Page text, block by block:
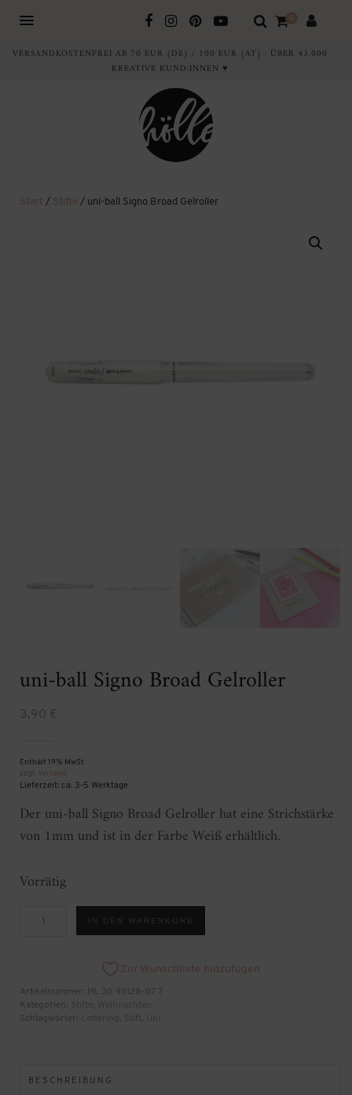
0
VERSANDKOSTENFREI AB 70 EUR (DE) / 100 EUR (AT) · ÜBER 43.000
KREATIVE KUND:INNEN ♥
Start / Stifte / uni-ball Signo Broad Gelroller
uni-ball Signo Broad Gelroller
3,90 €
Enthält 19% MwSt.
zzgl. Versand
Lieferzeit: ca. 3-5 Werktage
Der uni-ball Signo Broad Gelroller hat eine Strichstärke
von 1mm und ist in der Farbe Weiß erhältlich.
Vorrätig
IN DEN WARENKORB
Zur Wunschliste hinzufügen
Artikelnummer: HL 30 95128-07 7
Kategorien:
,
Schlagwörter:
, ,
BESCHREIBUNG